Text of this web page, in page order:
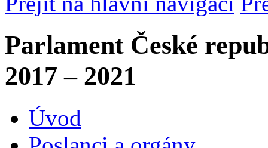
Parlament České
2017 – 2021
Úvod